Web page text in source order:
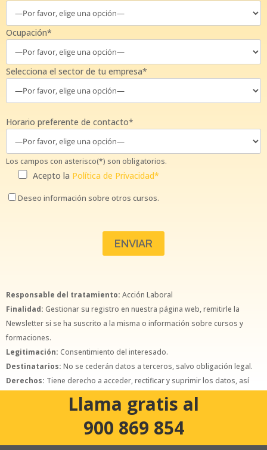
Ocupación*
Selecciona el sector de tu empresa*
Horario preferente de contacto*
Los campos con asterisco(*) son obligatorios.
Acepto la Política de Privacidad*
Deseo información sobre otros cursos.
Responsable del tratamiento: Acción Laboral
Finalidad: Gestionar su registro en nuestra página web, remitirle la
Newsletter si se ha suscrito a la misma o información sobre cursos y
formaciones.
Legitimación: Consentimiento del interesado.
Destinatarios: No se cederán datos a terceros, salvo obligación legal.
Derechos: Tiene derecho a acceder, rectificar y suprimir los datos, así
como otros derechos, como se explica en la política de privacidad.
Llama gratis al
900 869 854